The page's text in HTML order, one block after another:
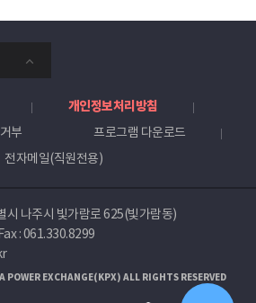
개인정보처리방침
부
프로그램 다운로드
전자메일(직원전용)
나주시 빛가람로 625(빛가람동)
: 061.330.8299
POWER EXCHANGE(KPX) ALL RIGHTS RESERVED